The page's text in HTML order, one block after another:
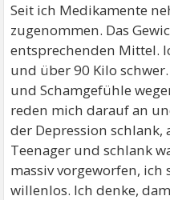
Seit ich Medikamente
zugenommen. Das
entsprechenden Mittel.
und über 90 Kilo
und Schamgefühle
reden mich darauf an
der Depression schlank,
Teenager und schlank
massiv vorgeworfen,
willenlos. Ich denke,